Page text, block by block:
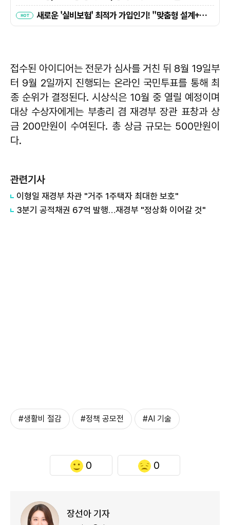
접수된 아이디어는 전문가 심사를 거친 뒤 8월 19일부
터 9월 2일까지 진행되는 온라인 국민투표를 통해 최
종 순위가 결정된다. 시상식은 10월 중 열릴 예정이며
대상 수상자에게는 부총리 겸 재경부 장관 표창과 상
금 200만원이 수여된다. 총 상금 규모는 500만원이
다.
관련기사
이형일 재경부 차관 "거주 1주택자 최대한 보호"
3분기 공적채권 67억 발행…재경부 "정상화 이어갈 것"
#생활비 절감 #정책 공모전 #AI 기술
0 0
장선아 기자